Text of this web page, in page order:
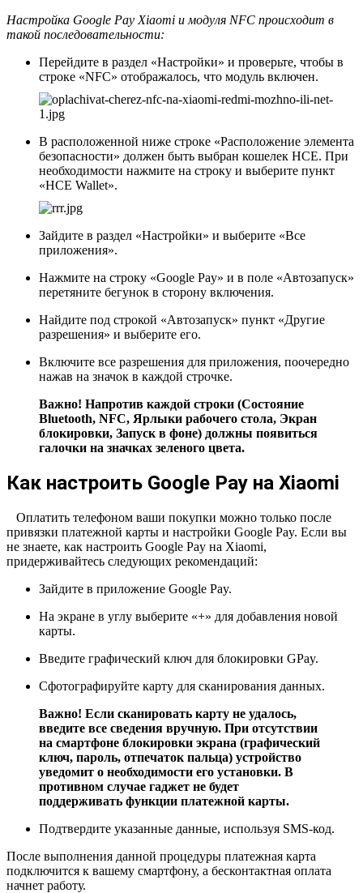
Настройка Google Pay Xiaomi и модуля NFC происходит в
такой последовательности:
Перейдите в раздел «Настройки» и проверьте, чтобы в
строке «NFC» отображалось, что модуль включен.
В расположенной ниже строке «Расположение элемента
безопасности» должен быть выбран кошелек HCE. При
необходимости нажмите на строку и выберите пункт
«HCE Wallet».
Зайдите в раздел «Настройки» и выберите «Все
приложения».
Нажмите на строку «Google Pay» и в поле «Автозапуск»
перетяните бегунок в сторону включения.
Найдите под строкой «Автозапуск» пункт «Другие
разрешения» и выберите его.
Включите все разрешения для приложения, поочередно
нажав на значок в каждой строчке.
Важно! Напротив каждой строки (Состояние
Bluetooth, NFC, Ярлыки рабочего стола, Экран
блокировки, Запуск в фоне) должны появиться
галочки на значках зеленого цвета.
Как настроить Google Pay на Xiaomi
Оплатить телефоном ваши покупки можно только после
привязки платежной карты и настройки Google Pay. Если вы
не знаете, как настроить Google Pay на Xiaomi,
придерживайтесь следующих рекомендаций:
Зайдите в приложение Google Pay.
На экране в углу выберите «+» для добавления новой
карты.
Введите графический ключ для блокировки GPay.
Сфотографируйте карту для сканирования данных.
Важно! Если сканировать карту не удалось,
введите все сведения вручную. При отсутствии
на смартфоне блокировки экрана (графический
ключ, пароль, отпечаток пальца) устройство
уведомит о необходимости его установки. В
противном случае гаджет не будет
поддерживать функции платежной карты.
Подтвердите указанные данные, используя SMS-код.
После выполнения данной процедуры платежная карта
подключится к вашему смартфону, а бесконтактная оплата
начнет работу.